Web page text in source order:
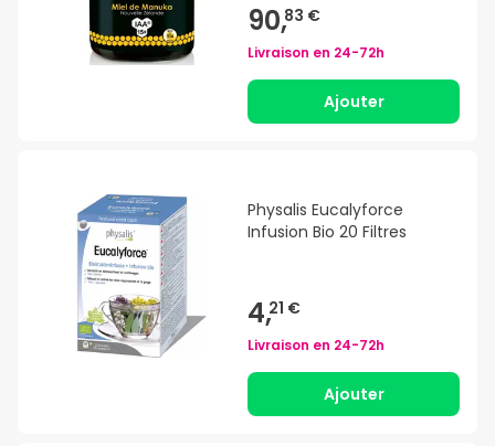
90,83 €
Livraison en 24-72h
Ajouter
Physalis Eucalyforce
Infusion Bio 20 Filtres
4,21 €
Livraison en 24-72h
Ajouter